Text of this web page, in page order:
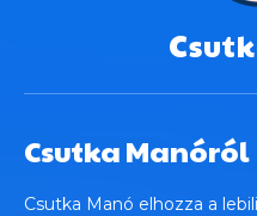
Csutka Manóról
Csutka Manó elhozza a